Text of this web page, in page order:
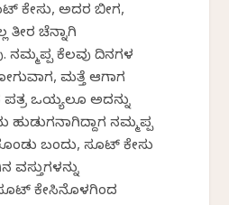
ಕೇಸು, ಅದರ ಬೀಗ,
ಚೆನ್ನಾಗಿ
ನಮ್ಮಪ್ಪ ಕೆಲವು ದಿನಗಳ
ಮತ್ತೆ ಆಗಾಗ
ಪತ್ರ ಒಯ್ಯಲೂ ಅದನ್ನು
ಹುಡುಗನಾಗಿದ್ದಾಗ ನಮ್ಮಪ್ಪ
ಬಂದು, ಸೂಟ್ ಕೇಸು
ಸೂಟ್ ಕೇಸಿನೊಳಗಿಂದ